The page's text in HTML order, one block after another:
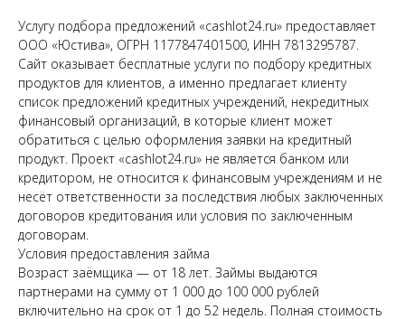
Услугу подбора предложений «cashlot24.ru» предоставляет
ООО «Юстива», ОГРН 1177847401500, ИНН 7813295787.
Сайт оказывает бесплатные услуги по подбору кредитных
продуктов для клиентов, а именно предлагает клиенту
список предложений кредитных учреждений, некредитных
финансовый организаций, в которые клиент может
обратиться с целью оформления заявки на кредитный
продукт. Проект «cashlot24.ru» не является банком или
кредитором, не относится к финансовым учреждениям и не
несёт ответственности за последствия любых заключенных
договоров кредитования или условия по заключенным
договорам.
Условия предоставления займа
Возраст заёмщика — от 18 лет. Займы выдаются
партнерами на сумму от 1 000 до 100 000 рублей
включительно на срок от 1 до 52 недель. Полная стоимость